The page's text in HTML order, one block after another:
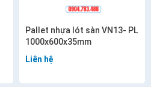
Pallet nhựa lót sàn VN13- PL
1000x600x35mm
Liên hệ